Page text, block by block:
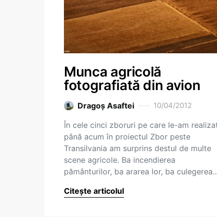
Munca agricolă
fotografiată din avion
Dragoş Asaftei 10/04/2012
În cele cinci zboruri pe care le-am
până acum în proiectul Zbor peste
Transilvania am surprins destul de multe
scene agricole. Ba incendierea
pământurilor, ba ararea lor, ba
Citește articolul